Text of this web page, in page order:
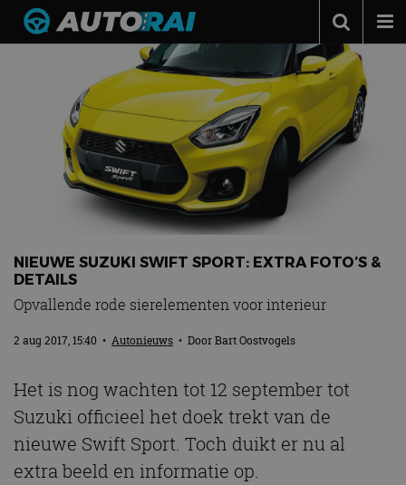
Podcast
Autotests
Automerken
Adverteren
MotorRAI.nl
NIEUWE SUZUKI SWIFT SPORT: EXTRA FOTO’S &
DETAILS
Opvallende rode sierelementen voor interieur
2 aug 2017, 15:40 • Autonieuws • DoorBart Oostvogels
Het is nog wachten tot 12 september tot
Suzuki officieel het doek trekt van de
nieuwe Swift Sport. Toch duikt er nu al
extra beeld en informatie op.